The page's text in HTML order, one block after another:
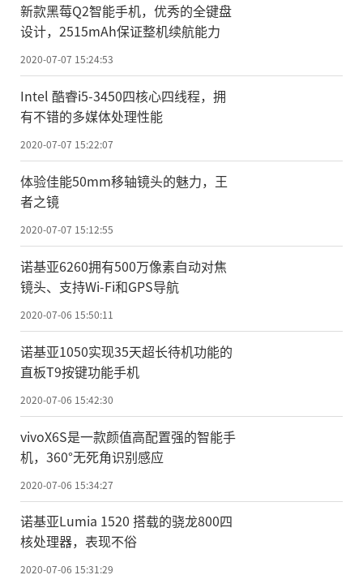
新款黑莓Q2智能手机，优秀的全键盘
设计，2515mAh保证整机续航能力
2020-07-07 15:24:53
Intel 酷睿i5-3450四核心四线程，拥
有不错的多媒体处理性能
2020-07-07 15:22:07
体验佳能50mm移轴镜头的魅力，王
者之镜
2020-07-07 15:12:55
诺基亚6260拥有500万像素自动对焦
镜头、支持Wi-Fi和GPS导航
2020-07-06 15:50:11
诺基亚1050实现35天超长待机功能的
直板T9按键功能手机
2020-07-06 15:42:30
vivoX6S是一款颜值高配置强的智能手
机，360°无死角识别感应
2020-07-06 15:34:27
诺基亚Lumia 1520 搭载的骁龙800四
核处理器，表现不俗
2020-07-06 15:31:29